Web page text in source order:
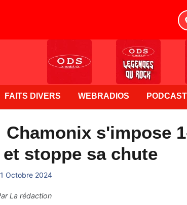
FAITS DIVERS WEBRADIOS
s'impose
stoppe sa chute
Octobre 2024
La rédaction